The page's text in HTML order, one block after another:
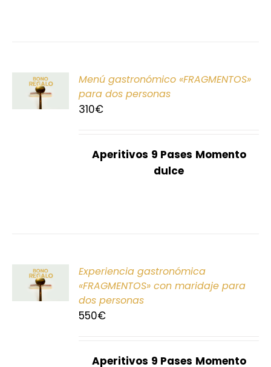
Menú gastronómico «FRAGMENTOS»
para dos personas
310€
Aperitivos 9 Pases Momento
dulce
Experiencia gastronómica
«FRAGMENTOS» con maridaje para
dos personas
550€
Aperitivos 9 Pases Momento